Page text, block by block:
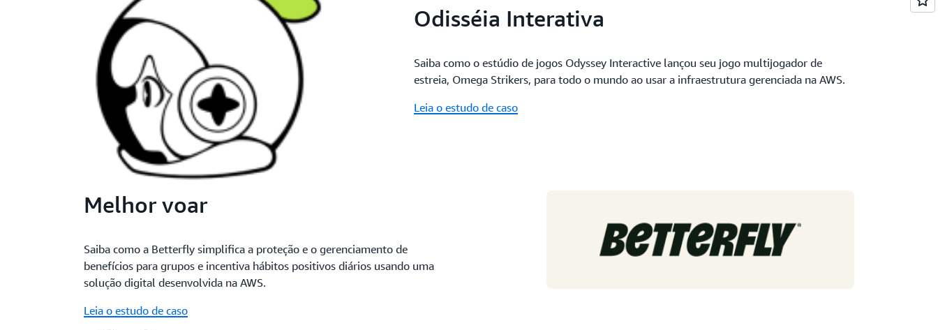
Odisséia Interativa
Saiba como o estúdio de jogos Odyssey Interactive lançou seu jogo multijogador de
estreia, Omega Strikers, para todo o mundo ao usar a infraestrutura gerenciada na AWS.
Leia o estudo de caso
Melhor voar
Saiba como a Betterfly simplifica a proteção e o gerenciamento de
benefícios para grupos e incentiva hábitos positivos diários usando uma
solução digital desenvolvida na AWS.
Leia o estudo de caso